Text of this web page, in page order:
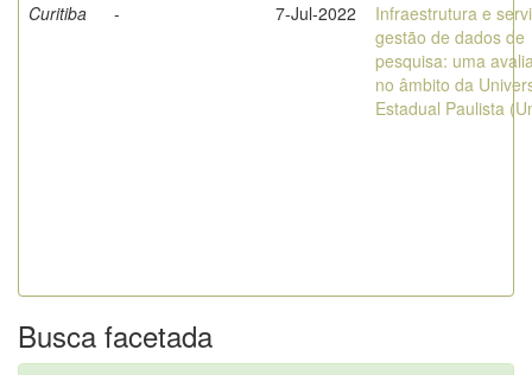
Curitiba - 7-Jul-2022
Infraestrutura e
gestão de dados de
pesquisa: uma
no âmbito da
Estadual Paulista
Busca facetada